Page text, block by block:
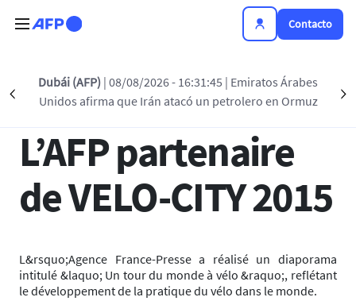
Contacto
Précédent
Dubái (AFP) | 08/08/2026 - 16:31:45 | Emiratos Árabes
Unidos afirma que Irán atacó un petrolero en Ormuz
Regreso a la lista
18 MAYO 2015 - 17:20
L’AFP partenaire
de VELO-CITY 2015
L&rsquo;Agence France-Presse a réalisé un diaporama
intitulé &laquo; Un tour du monde à vélo &raquo;, reflétant
le développement de la pratique du vélo dans le monde.